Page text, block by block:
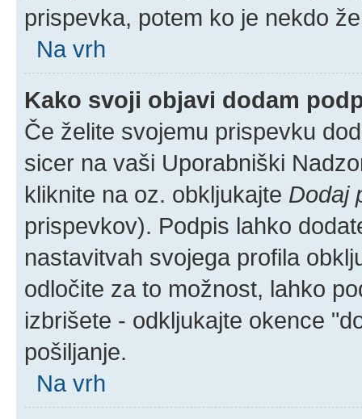
prispevka, potem ko je nekdo
Na vrh
Kako svoji objavi dodam
Če želite svojemu prispevku
sicer na vaši Uporabniški
kliknite na oz. obkljukajte Dodaj
prispevkov). Podpis lahko
nastavitvah svojega profila
odločite za to možnost, lahko
izbrišete - odkljukajte okence
pošiljanje.
Na vrh